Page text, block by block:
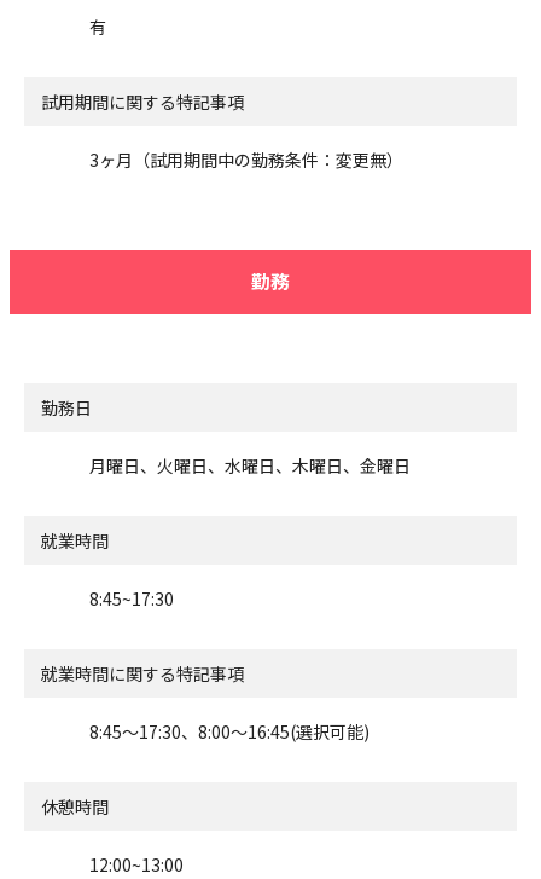
有
試用期間に関する特記事項
3ヶ月（試用期間中の勤務条件：変更無）
勤務
勤務日
月曜日、火曜日、水曜日、木曜日、金曜日
就業時間
8:45~17:30
就業時間に関する特記事項
8:45～17:30、8:00～16:45(選択可能)
休憩時間
12:00~13:00